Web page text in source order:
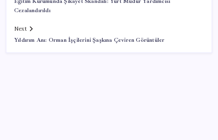
Cezalandırıldı
Next
Yıldırım Anı: Orman İşçilerini Şaşkına Çeviren Görüntüler